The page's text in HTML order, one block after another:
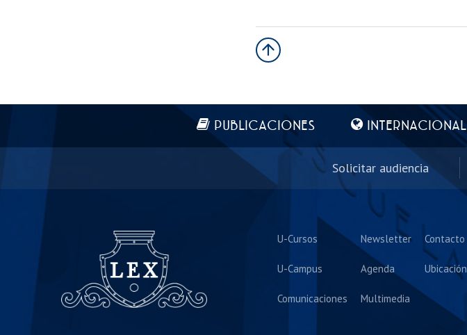
PUBLICACIONES INTERNACIONAL
Solicitar audiencia
U-Cursos
U-Campus
Comunicaciones
Newsletter
Agenda
Multimedia
Contacto
Ubicación